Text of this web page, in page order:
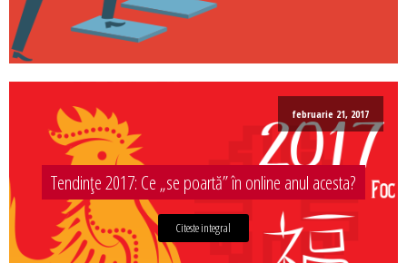
februarie 21, 2017
Tendințe 2017: Ce „se poartă” în online anul acesta?
Citeste integral